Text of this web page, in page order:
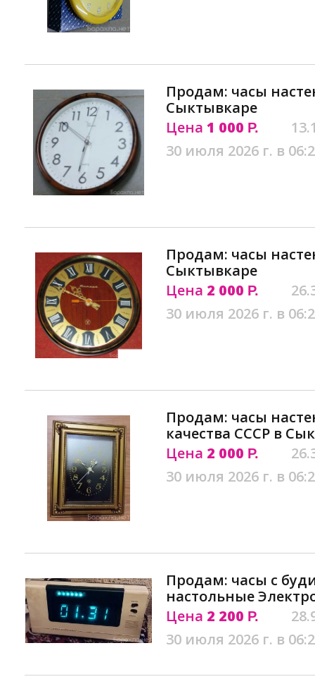
Продам: часы
Сыктывкаре
Цена 1 000 Р.
30 июля 2026 г. в
Продам: часы
Сыктывкаре
Цена 2 000 Р.
30 июля 2026 г. в
Продам: часы
качества СССР в
Цена 2 000 Р.
30 июля 2026 г. в
Продам: часы с
настольные
Цена 2 200 Р.
30 июля 2026 г. в